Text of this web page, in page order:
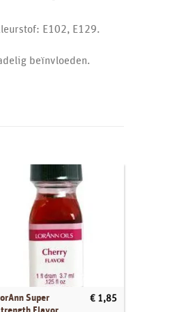
E102, E129.
beïnvloeden.
Super
€ 1,85